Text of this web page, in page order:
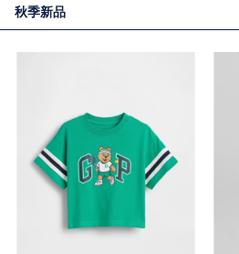
秋季新品